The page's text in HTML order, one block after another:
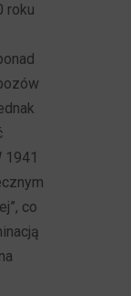
roku
1941
co